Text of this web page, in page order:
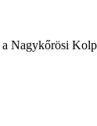
a Nagykőrösi